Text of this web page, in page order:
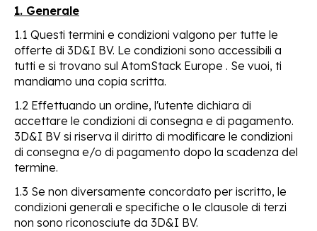
1. Generale
1.1 Questi termini e condizioni valgono per tutte le
offerte di 3D&I BV. Le condizioni sono accessibili a
tutti e si trovano sul AtomStack Europe . Se vuoi, ti
mandiamo una copia scritta.
1.2 Effettuando un ordine, l'utente dichiara di
accettare le condizioni di consegna e di pagamento.
3D&I BV si riserva il diritto di modificare le condizioni
di consegna e/o di pagamento dopo la scadenza del
termine.
1.3 Se non diversamente concordato per iscritto, le
condizioni generali e specifiche o le clausole di terzi
non sono riconosciute da 3D&I BV.